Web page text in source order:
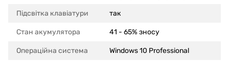
Підсвітка клавіатури так
Стан акумулятора 41 - 65% зносу
Операційна система Windows 10 Professional